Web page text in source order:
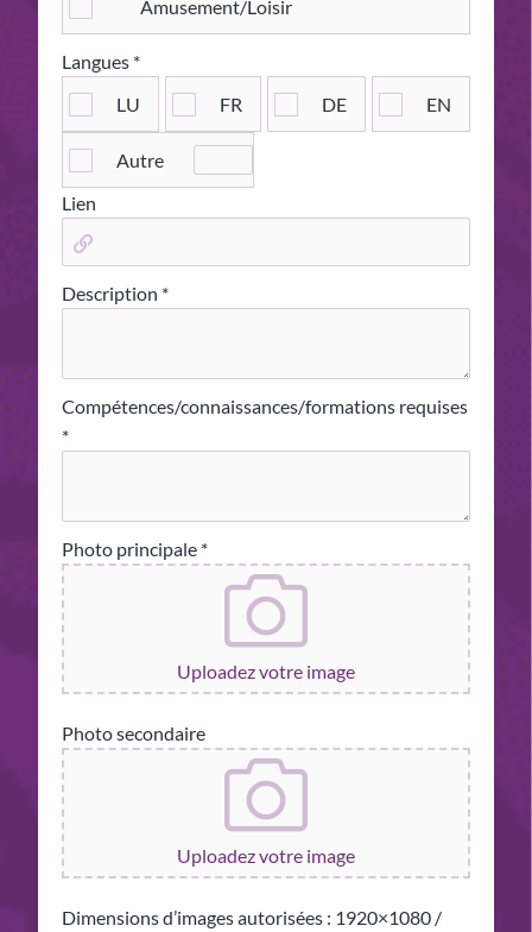
Amusement/Loisir
Langues *
LU
FR DE EN
Autre
Langue
Lien
Description *
Compétences/connaissances/formations requises
*
Photo principale *
Uploadez votre image
Photo secondaire
Uploadez votre image
Dimensions d’images autorisées : 1920×1080 /